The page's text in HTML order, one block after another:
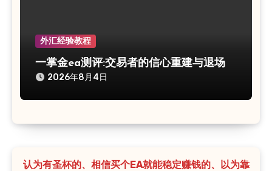
外汇经验教程
一掌金ea测评:交易者的信心重建与退场
2026年8月4日
认为有圣杯的、相信买个EA就能稳定赚钱的、以为靠